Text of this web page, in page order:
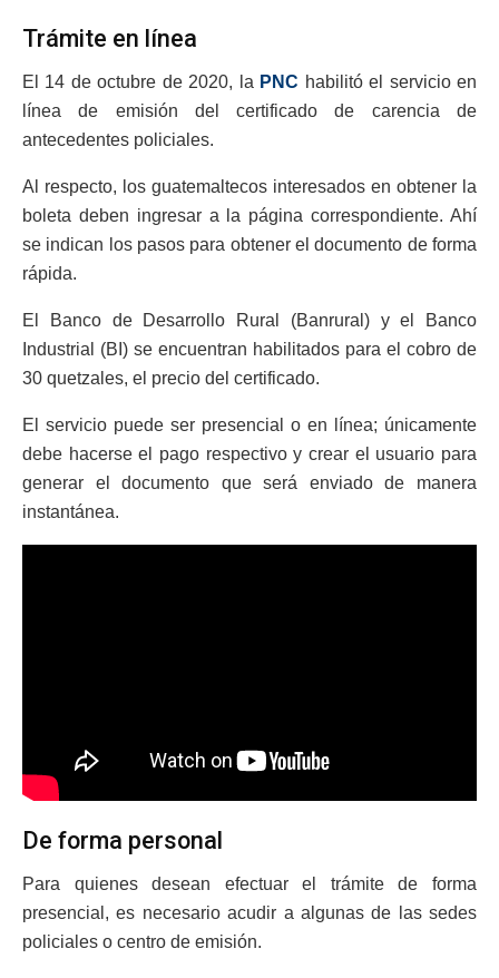
Trámite en línea
El 14 de octubre de 2020, la PNC habilitó el servicio en
línea de emisión del certificado de carencia de
antecedentes policiales.
Al respecto, los guatemaltecos interesados en obtener la
boleta deben ingresar a la página correspondiente. Ahí
se indican los pasos para obtener el documento de forma
rápida.
El Banco de Desarrollo Rural (Banrural) y el Banco
Industrial (BI) se encuentran habilitados para el cobro de
30 quetzales, el precio del certificado.
El servicio puede ser presencial o en línea; únicamente
debe hacerse el pago respectivo y crear el usuario para
generar el documento que será enviado de manera
instantánea.
De forma personal
Para quienes desean efectuar el trámite de forma
presencial, es necesario acudir a algunas de las sedes
policiales o centro de emisión.